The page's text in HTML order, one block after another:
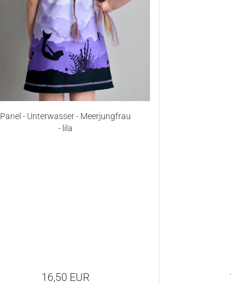
Panel - Unterwasser - Meerjungfrau
- lila
16,50 EUR